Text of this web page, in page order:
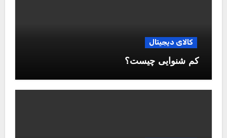
کالای دیجیتال
کم شنوایی چیست؟